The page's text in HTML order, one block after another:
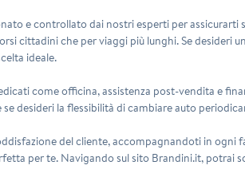
e controllato dai nostri esperti per
cittadini che per viaggi più lunghi. Se
ideale.
come officina, assistenza post-vendita e
desideri la flessibilità di cambiare auto
del cliente, accompagnandoti in ogni
per te. Navigando sul sito Brandini.it,